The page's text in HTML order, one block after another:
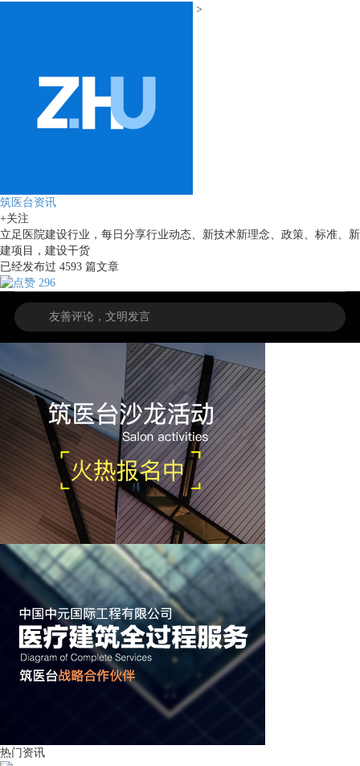
>
筑医台资讯
+关注
立足医院建设行业，每日分享行业动态、新技术新理念、政策、标准、新
建项目，建设干货
已经发布过 4593 篇文章
296
热门资讯